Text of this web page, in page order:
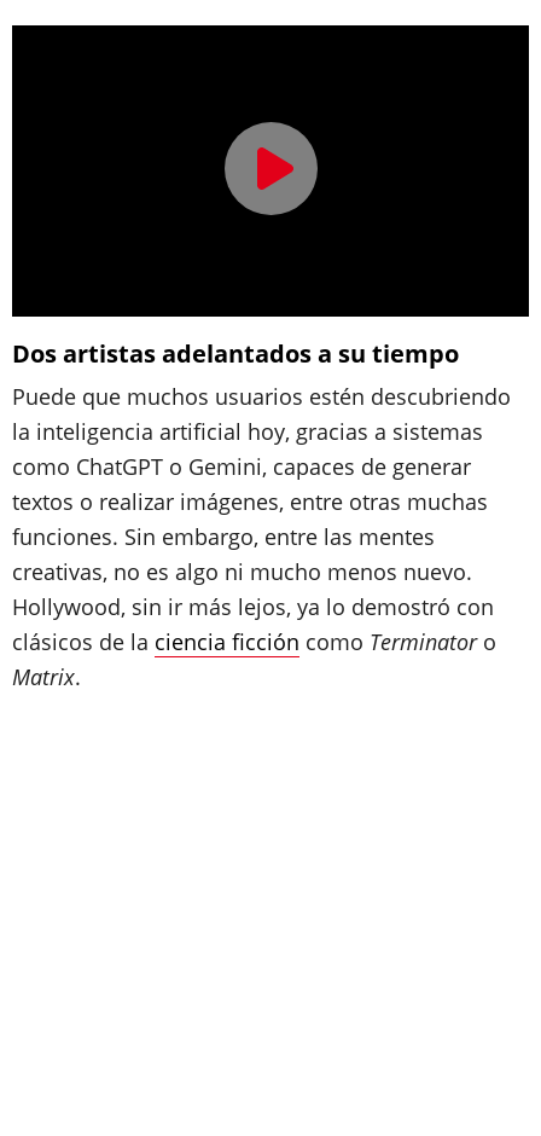
Dos artistas adelantados a su tiempo
Puede que muchos usuarios estén descubriendo
la inteligencia artificial hoy, gracias a sistemas
como ChatGPT o Gemini, capaces de generar
textos o realizar imágenes, entre otras muchas
funciones. Sin embargo, entre las mentes
creativas, no es algo ni mucho menos nuevo.
Hollywood, sin ir más lejos, ya lo demostró con
clásicos de la ciencia ficción como Terminator o
Matrix.